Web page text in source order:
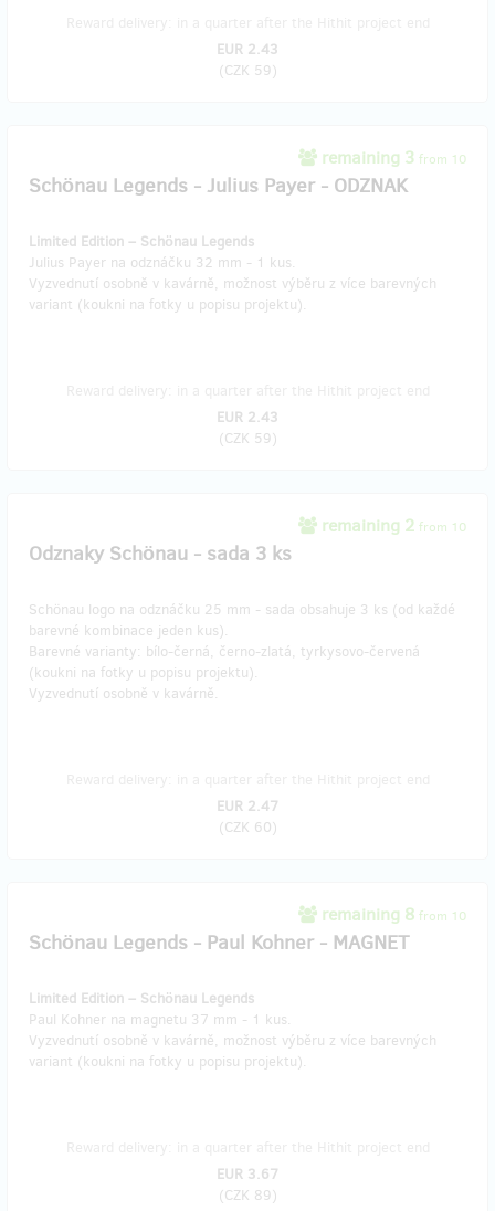
EUR 2.43
(CZK 59)
remaining 3 from 10
Schönau Legends - Julius Payer - ODZNAK
Limited Edition – Schönau Legends
Julius Payer na odznáčku 32 mm - 1 kus.
Vyzvednutí osobně v kavárně, možnost výběru z více barevných
variant (koukni na fotky u popisu projektu).
EUR 2.43
(CZK 59)
remaining 2 from 10
Odznaky Schönau - sada 3 ks
Schönau logo na odznáčku 25 mm - sada obsahuje 3 ks (od každé
barevné kombinace jeden kus).
Barevné varianty: bílo-černá, černo-zlatá, tyrkysovo-červená
(koukni na fotky u popisu projektu).
Vyzvednutí osobně v kavárně.
EUR 2.47
(CZK 60)
remaining 8 from 10
Schönau Legends - Paul Kohner - MAGNET
Limited Edition – Schönau Legends
Paul Kohner na magnetu 37 mm - 1 kus.
Vyzvednutí osobně v kavárně, možnost výběru z více barevných
variant (koukni na fotky u popisu projektu).
EUR 3.67
(CZK 89)